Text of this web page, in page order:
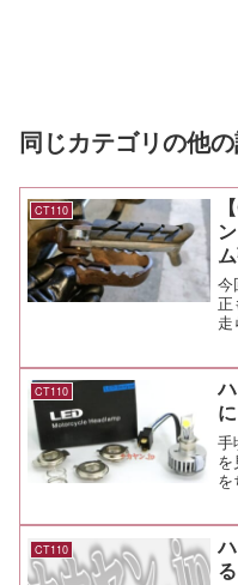
同じカテゴリの他
CT110
今
正
CT110
手
を
CT110